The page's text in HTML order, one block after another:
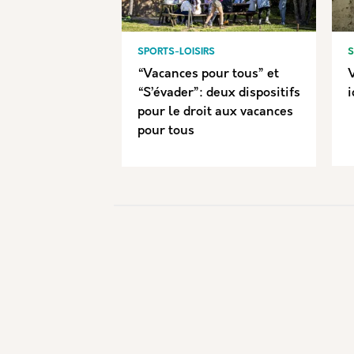
SPORTS-LOISIRS
“Vacances pour tous” et
“S’évader”: deux dispositifs
pour le droit aux vacances
pour tous